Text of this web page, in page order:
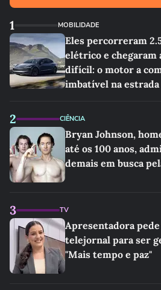
1 MOBILIDADE
Eles percorreram
elétrico e chegaram
difícil: o motor a
imbatível na estrada
2 CIÊNCIA
Bryan Johnson,
até os 100 anos,
demais em busca
3 TV
Apresentadora
telejornal para ser
"Mais tempo e paz"